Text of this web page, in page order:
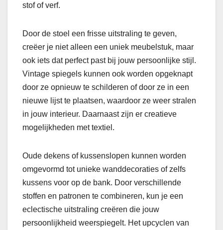
stof of verf.
Door de stoel een frisse uitstraling te geven,
creëer je niet alleen een uniek meubelstuk, maar
ook iets dat perfect past bij jouw persoonlijke stijl.
Vintage spiegels kunnen ook worden opgeknapt
door ze opnieuw te schilderen of door ze in een
nieuwe lijst te plaatsen, waardoor ze weer stralen
in jouw interieur. Daarnaast zijn er creatieve
mogelijkheden met textiel.
Oude dekens of kussenslopen kunnen worden
omgevormd tot unieke wanddecoraties of zelfs
kussens voor op de bank. Door verschillende
stoffen en patronen te combineren, kun je een
eclectische uitstraling creëren die jouw
persoonlijkheid weerspiegelt. Het upcyclen van